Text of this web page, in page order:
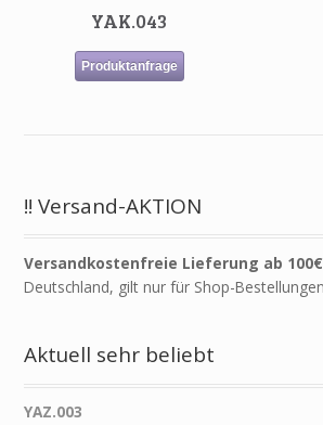
YAK.043
Produktanfrage
!! Versand-AKTION
Versandkostenfreie Lieferung ab 100€
Deutschland, gilt nur für Shop-
Aktuell sehr beliebt
YAZ.003